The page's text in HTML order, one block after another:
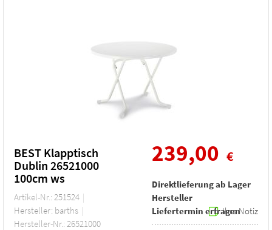
BEST Klapptisch
Dublin 26521000
100cm ws
Artikel-Nr.: 251524
Hersteller: barths
Hersteller-Nr.: 26521000
239,00 €
Direktlieferung ab Lager
Hersteller
Liefertermin erfragenIhre Notiz